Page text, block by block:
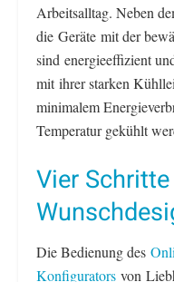
Arbeitsalltag. Neben
die Geräte mit der
sind energieeffizient
mit ihrer starken
minimalem
Temperatur gekühlt
Vier
Die Bedienung des
Konfigurators von